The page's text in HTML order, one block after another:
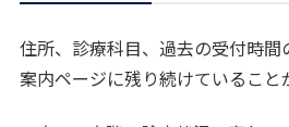
住所、診療科目、過去の受付時
案内ページに残り続けていること